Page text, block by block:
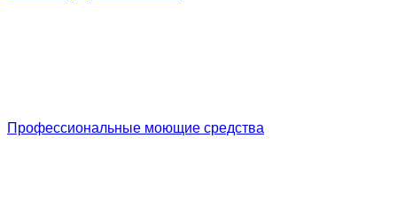
Профессиональные моющие средства